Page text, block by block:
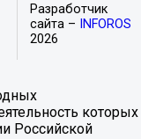
Разработчик
сайта –
INFOROS
2026
которых
Российской